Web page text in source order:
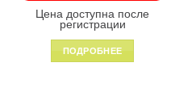
Цена доступна после
регистрации
ПОДРОБНЕЕ